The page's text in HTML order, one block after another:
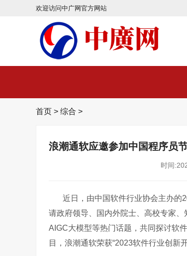
欢迎访问中广网官方网站
首页 > 综合 >
浪潮通软应邀参加中国程序员
时间
近日，由中国软件行业协会主办的
请政府领导、国内外院士、高校专家
AIGC大模型等热门话题，共同探讨软
目，浪潮通软荣获“2023软件行业创新